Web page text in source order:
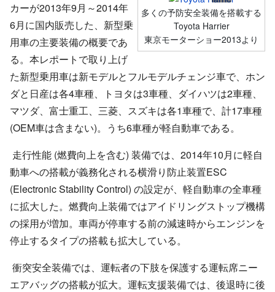
多くの予防安全装備を搭載する
Toyota Harrier
東京モーターショー2013より
カーが2013年9月～2014年
6月に国内販売した、新型乗
用車の主要装備の概要であ
る。本レポートで取り上げ
た新型乗用車は新モデルとフルモデルチェンジ車で、ホン
ダと日産は各4車種、トヨタは3車種、ダイハツは2車種、
マツダ、富士重工、三菱、スズキは各1車種で、計17車種
(OEM車は含まない)。うち6車種が軽自動車である。
走行性能 (燃費向上を含む) 装備では、2014年10月に軽自
動車への搭載が義務化される横滑り防止装置ESC
(Electronic Stability Control) の設定が、軽自動車の全車種
に拡大した。燃費向上装備ではアイドリングストップ機構
の採用が増加。車両が停車する前の減速時からエンジンを
停止するタイプの搭載も拡大している。
衝突安全装備では、運転者の下肢を保護する運転席ニー
エアバッグの搭載が拡大。運転支援装備では、後退時に後